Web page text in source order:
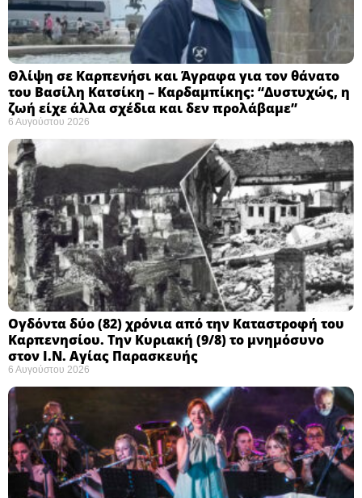
Θλίψη σε Καρπενήσι και Άγραφα για τον θάνατο
του Βασίλη Κατσίκη – Καρδαμπίκης: “Δυστυχώς, η
ζωή είχε άλλα σχέδια και δεν προλάβαμε”
6 Αυγούστου 2026
Ογδόντα δύο (82) χρόνια από την Καταστροφή του
Καρπενησίου. Την Κυριακή (9/8) το μνημόσυνο
στον Ι.Ν. Αγίας Παρασκευής
6 Αυγούστου 2026